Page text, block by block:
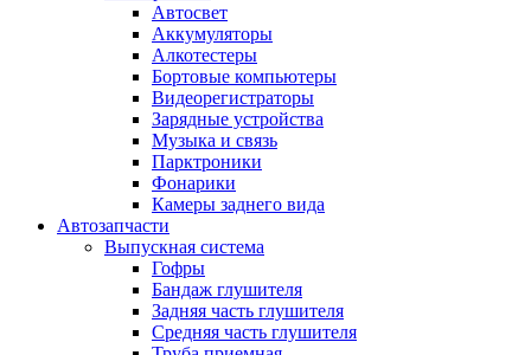
Автосвет
Аккумуляторы
Алкотестеры
Бортовые компьютеры
Видеорегистраторы
Зарядные устройства
Музыка и связь
Парктроники
Фонарики
Камеры заднего вида
Автозапчасти
Выпускная система
Гофры
Бандаж глушителя
Задняя часть глушителя
Средняя часть глушителя